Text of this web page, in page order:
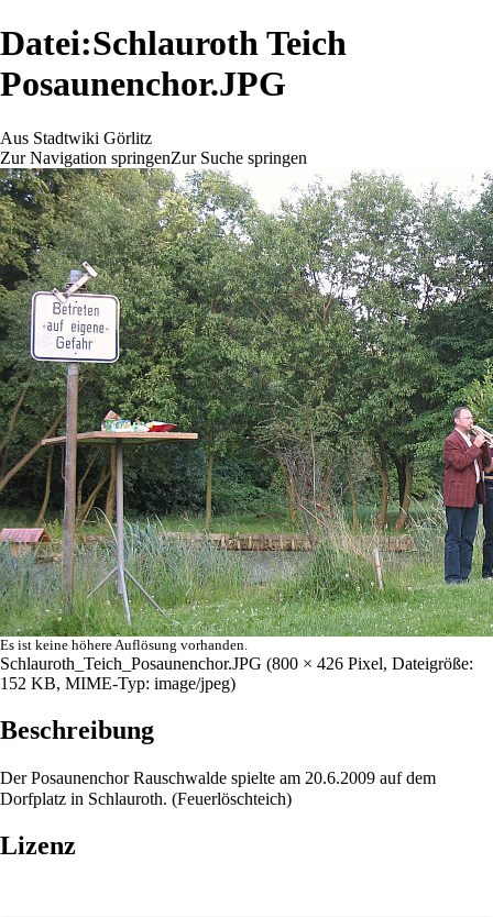
Datei:Schlauroth Teich
Posaunenchor.JPG
Aus Stadtwiki Görlitz
Zur Navigation springenZur Suche springen
Es ist keine höhere Auflösung vorhanden.
Schlauroth_Teich_Posaunenchor.JPG (800 × 426 Pixel, Dateigröße:
152 KB, MIME-Typ: image/jpeg)
Beschreibung
Der Posaunenchor Rauschwalde spielte am 20.6.2009 auf dem
Dorfplatz in Schlauroth. (Feuerlöschteich)
Lizenz